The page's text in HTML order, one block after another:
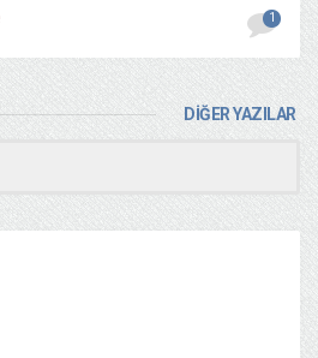
1
DİĞER YAZILAR